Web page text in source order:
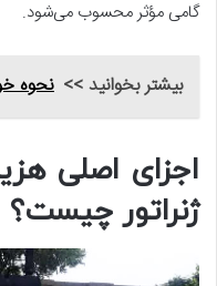
گامی مؤثر محسوب می‌شود.
بیشتر بخوانید >> نحوه
اجزای اصلی
ژنراتور چیست؟